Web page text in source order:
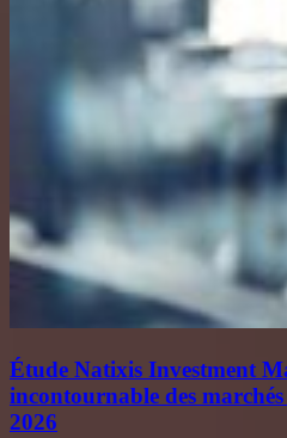
Étude Natixis Investment
incontournable des marchés
2026